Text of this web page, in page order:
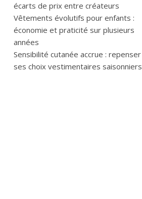
écarts de prix entre créateurs
Vêtements évolutifs pour enfants :
économie et praticité sur plusieurs
années
Sensibilité cutanée accrue : repenser
ses choix vestimentaires saisonniers